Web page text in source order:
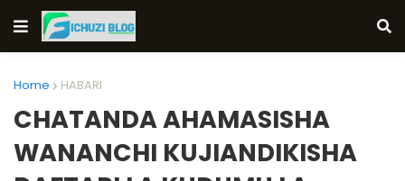
Home HABARI
CHATANDA AHAMASISHA
WANANCHI KUJIANDIKISHA